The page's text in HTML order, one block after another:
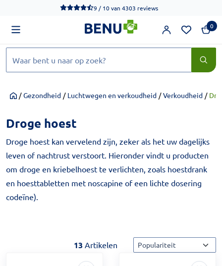
We werken momenteel hard aan het verbeteren van de
9 / 10van 4303 reviews
0
Home
/ Gezondheid / Luchtwegen en verkoudheid / Verkoudheid /
Droge hoest
Droge hoest kan vervelend zijn, zeker als het uw dagelijks
leven of nachtrust verstoort. Hieronder vindt u producten
om droge en kriebelhoest te verlichten, zoals hoestdrank
en hoesttabletten met noscapine of een lichte dosering
codeïne).
13 Artikelen Sorteermethode